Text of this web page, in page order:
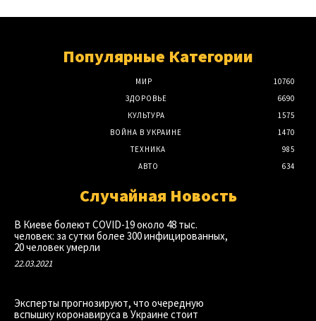
Популярные Категории
МИР
10760
ЗДОРОВЬЕ
6690
КУЛЬТУРА
1575
ВОЙНА В УКРАИНЕ
1470
ТЕХНИКА
985
АВТО
634
Случайная Новость
В Киеве болеют COVID-19 около 48 тыс.
человек: за сутки более 300 инфицированных,
20 человек умерли
22.03.2021
Эксперты прогнозируют, что очередную
вспышку коронавируса в Украине стоит